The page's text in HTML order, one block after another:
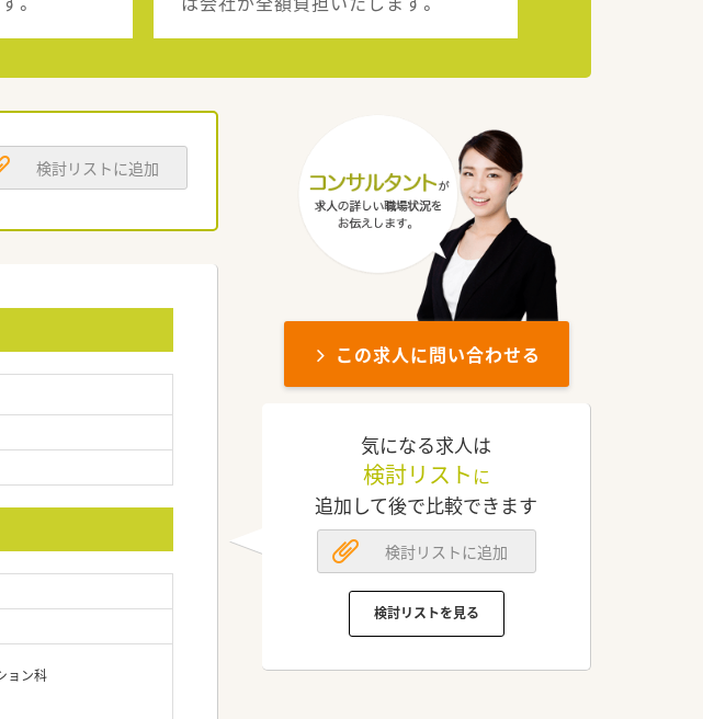
検討リストに追加
ョン科
この求人に問い合わせる
気になる求人は
検討リスト に
追加して後で比較できます
検討リストに追加
検討リストを見る